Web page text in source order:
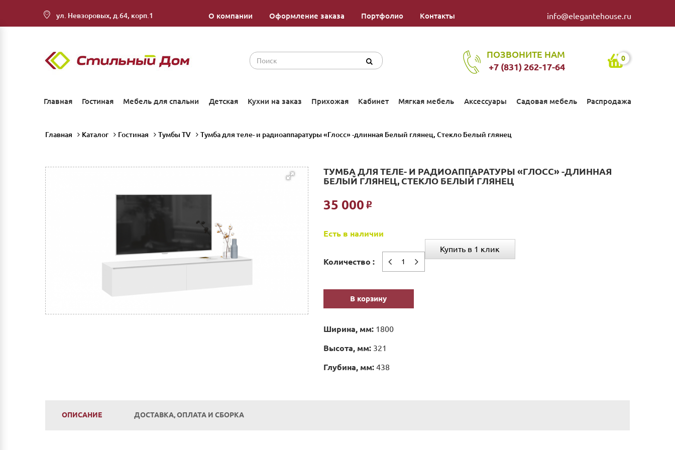
ул. Невзоровых, д.64, корп.1 О компании Оформление заказа Портфолио Контакты info@elegantehouse.ru
ПОЗВОНИТЕ НАМ
+7 (831) 262-17-64
0
Главная Гостиная Мебель для спальни Детская Кухни на заказ Прихожая Кабинет Мягкая мебель Аксессуары Садовая мебель Распродажа
Главная Каталог Гостиная Тумбы TV Тумба для теле- и радиоаппаратуры «Глосс» -длинная Белый глянец, Стекло Белый глянец
ТУМБА ДЛЯ ТЕЛЕ- И РАДИОАППАРАТУРЫ «ГЛОСС» -ДЛИННАЯ
БЕЛЫЙ ГЛЯНЕЦ, СТЕКЛО БЕЛЫЙ ГЛЯНЕЦ
35 000 Р
Есть в наличии
Количество :
В корзину
Купить в 1 клик
Ширина, мм:1800
Высота, мм:321
Глубина, мм:438
ОПИСАНИЕ ДОСТАВКА, ОПЛАТА И СБОРКА